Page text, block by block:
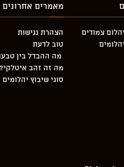
צמודים
מאמרים אחרונים
הצהרת נגישות
טוב לדעת
מה ההבדל בין
מה זה זהב איטלקי?
סוגי שיבוץ יהלומים